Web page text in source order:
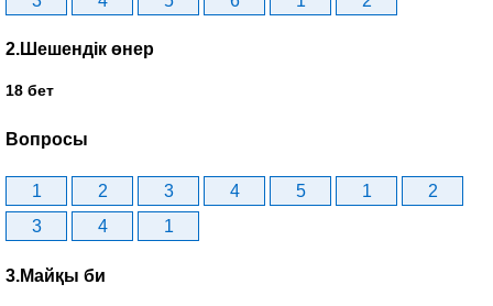
2.Шешендік өнер
18 бет
Вопросы
1 2 3 4 5 1
2
3
4 1
3.Майқы би